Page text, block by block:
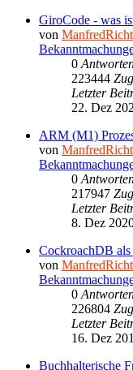
GiroCode - was
von
0
223444
Letzter
22. Dez
ARM (M1)
von
0
217947
Letzter
8. Dez
CockroachDB
von
0
226804
Letzter
16. Dez
Buchhalterische